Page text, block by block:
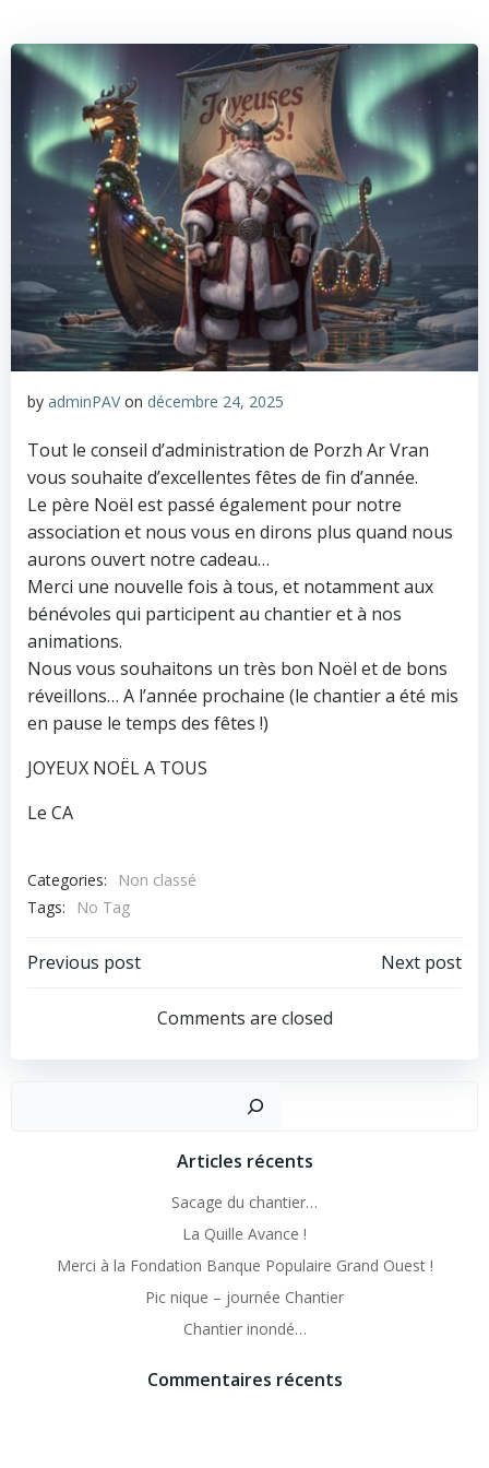
au
contenu
by adminPAV on décembre 24, 2025
Tout le conseil d’administration de Porzh Ar Vran
vous souhaite d’excellentes fêtes de fin d’année.
Le père Noël est passé également pour notre
association et nous vous en dirons plus quand nous
aurons ouvert notre cadeau…
Merci une nouvelle fois à tous, et notamment aux
bénévoles qui participent au chantier et à nos
animations.
Nous vous souhaitons un très bon Noël et de bons
réveillons… A l’année prochaine (le chantier a été mis
en pause le temps des fêtes !)
JOYEUX NOËL A TOUS
Le CA
Categories:
Non classé
Tags:
No Tag
Post
navigation
Previous post
navigation
Next post
Comments are closed
Articles récents
Sacage du chantier…
La Quille Avance !
Merci à la Fondation Banque Populaire Grand Ouest !
Pic nique – journée Chantier
Chantier inondé…
Commentaires récents